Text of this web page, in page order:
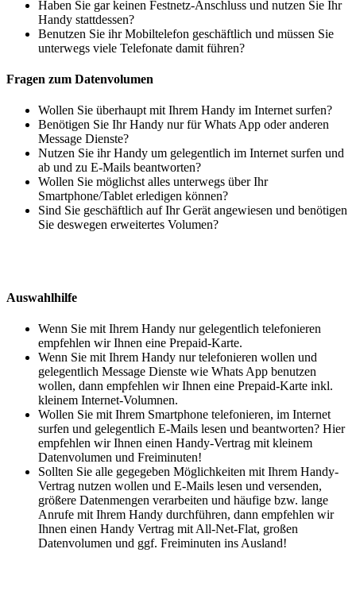
Haben Sie gar keinen Festnetz-Anschluss und nutzen Sie Ihr
Handy stattdessen?
Benutzen Sie ihr Mobiltelefon geschäftlich und müssen Sie
unterwegs viele Telefonate damit führen?
Fragen zum Datenvolumen
Wollen Sie überhaupt mit Ihrem Handy im Internet surfen?
Benötigen Sie Ihr Handy nur für Whats App oder anderen
Message Dienste?
Nutzen Sie ihr Handy um gelegentlich im Internet surfen und
ab und zu E-Mails beantworten?
Wollen Sie möglichst alles unterwegs über Ihr
Smartphone/Tablet erledigen können?
Sind Sie geschäftlich auf Ihr Gerät angewiesen und benötigen
Sie deswegen erweitertes Volumen?
Auswahlhilfe
Wenn Sie mit Ihrem Handy nur gelegentlich telefonieren
empfehlen wir Ihnen eine Prepaid-Karte.
Wenn Sie mit Ihrem Handy nur telefonieren wollen und
gelegentlich Message Dienste wie Whats App benutzen
wollen, dann empfehlen wir Ihnen eine Prepaid-Karte inkl.
kleinem Internet-Volumnen.
Wollen Sie mit Ihrem Smartphone telefonieren, im Internet
surfen und gelegentlich E-Mails lesen und beantworten? Hier
empfehlen wir Ihnen einen Handy-Vertrag mit kleinem
Datenvolumen und Freiminuten!
Sollten Sie alle gegegeben Möglichkeiten mit Ihrem Handy-
Vertrag nutzen wollen und E-Mails lesen und versenden,
größere Datenmengen verarbeiten und häufige bzw. lange
Anrufe mit Ihrem Handy durchführen, dann empfehlen wir
Ihnen einen Handy Vertrag mit All-Net-Flat, großen
Datenvolumen und ggf. Freiminuten ins Ausland!